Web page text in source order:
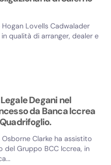
Lovells Cadwalader
qualità di arranger, dealer e
Degani nel
da Banca Iccrea
Clarke ha assistito
del Gruppo BCC Iccrea, in